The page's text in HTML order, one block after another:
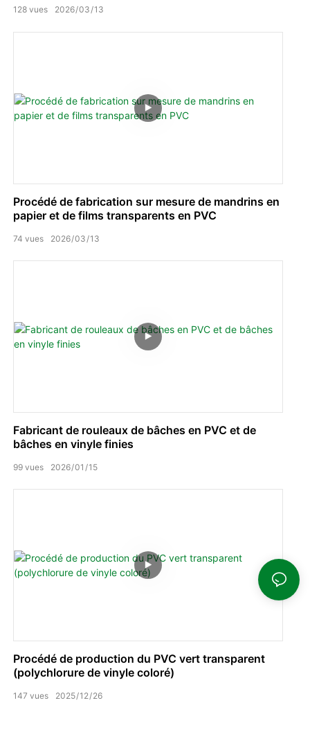
2026 03 13
128 vues
Procédé de fabrication sur mesure de mandrins en
papier et de films transparents en PVC
2026 03 13
74 vues
Fabricant de rouleaux de bâches en PVC et de
bâches en vinyle finies
2026 01 15
99 vues
Procédé de production du PVC vert transparent
(polychlorure de vinyle coloré)
2025 12 26
147 vues